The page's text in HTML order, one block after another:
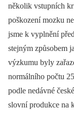
několik vstupních
poškození mozku
jsme k vyplnění
stejným způsobem
výzkumu byly
normálního počtu
podle nedávné
slovní produkce na